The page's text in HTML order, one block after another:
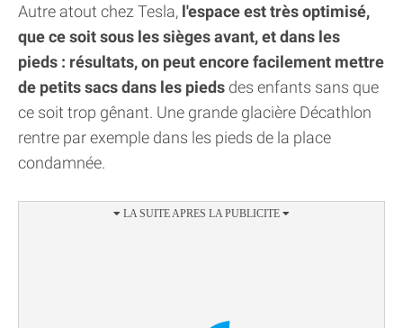
Autre atout chez Tesla, l'espace est très optimisé,
que ce soit sous les sièges avant, et dans les
pieds : résultats, on peut encore facilement mettre
de petits sacs dans les pieds des enfants sans que
ce soit trop gênant. Une grande glacière Décathlon
rentre par exemple dans les pieds de la place
condamnée.